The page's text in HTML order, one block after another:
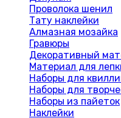
Проволока шенил
Тату наклейки
Алмазная мозайка
Гравюры
Декоративный
Материал для
Наборы для
Наборы для
Наборы из пайеток
Наклейки